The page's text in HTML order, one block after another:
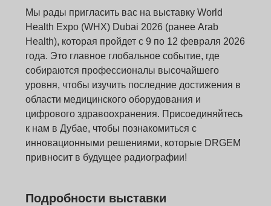
Мы рады пригласить вас на выставку World
Health Expo (WHX) Dubai 2026 (ранее Arab
Health), которая пройдет с 9 по 12 февраля 2026
года. Это главное глобальное событие, где
собираются профессионалы высочайшего
уровня, чтобы изучить последние достижения в
области медицинского оборудования и
цифрового здравоохранения. Присоединяйтесь
к нам в Дубае, чтобы познакомиться с
инновационными решениями, которые DRGEM
привносит в будущее радиографии!
Подробности выставки